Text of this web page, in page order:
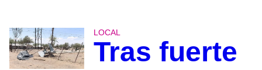
LOCAL
Tras fuerte